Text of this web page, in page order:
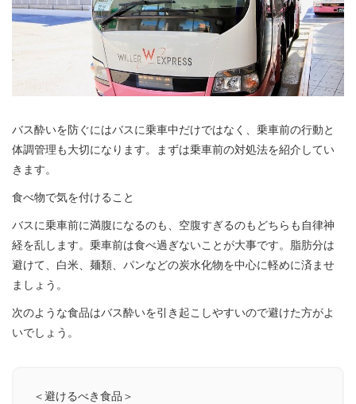
バス酔いを防ぐにはバスに乗車中だけではなく、乗車前の行動と
体調管理も大切になります。まずは乗車前の対処法を紹介してい
きます。
食べ物で気を付けること
バスに乗車前に満腹になるのも、空腹すぎるのもどちらも自律神
経を乱します。乗車前は食べ過ぎないことが大事です。脂肪分は
避けて、白米、麺類、パンなどの炭水化物を中心に軽めに済ませ
ましょう。
次のような食品はバス酔いを引き起こしやすいので避けた方がよ
いでしょう。
＜避けるべき食品＞